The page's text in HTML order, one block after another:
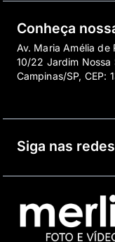
Conheça
Av. Maria Amélia de
10/22 Jardim Nossa
Campinas/SP, CEP:
Siga nas